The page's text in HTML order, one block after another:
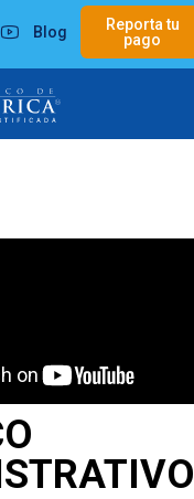
Blog
Reporta tu
pago